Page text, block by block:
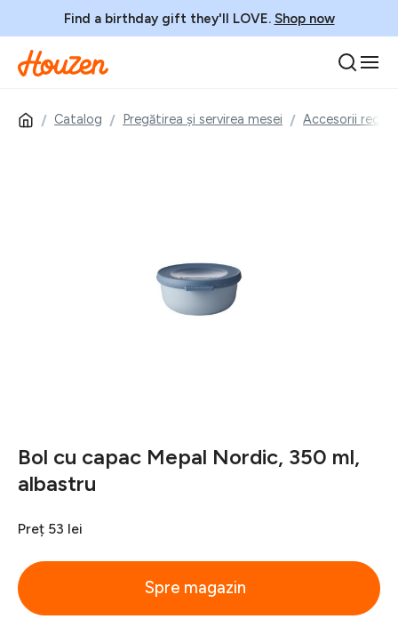
Find a birthday gift they'll LOVE. Shop now
Catalog Pregătirea și servirea mesei Accesorii
Bol cu capac Mepal Nordic, 350 ml,
albastru
Preț 53 lei
Spre magazin